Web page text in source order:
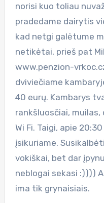
norisi kuo toliau
pradedame dairytis
kad netgi galėtume
netikėtai, prieš pat
www.penzion-
dviviečiame
40 eurų. Kambarys
rankšluosčiai, muilas,
Wi Fi. Taigi, apie
įsikuriame.
vokiškai, bet dar
neblogai sekasi :))))
ima tik grynaisiais.